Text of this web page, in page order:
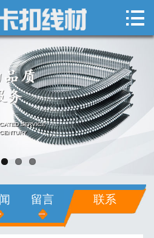
 网站首页
关于我们
新闻中心
产品展示
销售网络
在线留言
联系我们

留言 联系